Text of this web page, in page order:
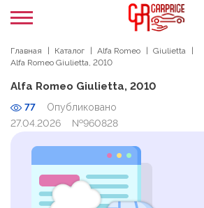
Главная Каталог Alfa Romeo
Giulietta
Alfa Romeo Giulietta, 2010
Alfa Romeo Giulietta, 2010
77
Опубликовано
27.04.2026
№960828